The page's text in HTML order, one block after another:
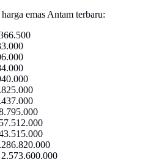
emas Antam terbaru: